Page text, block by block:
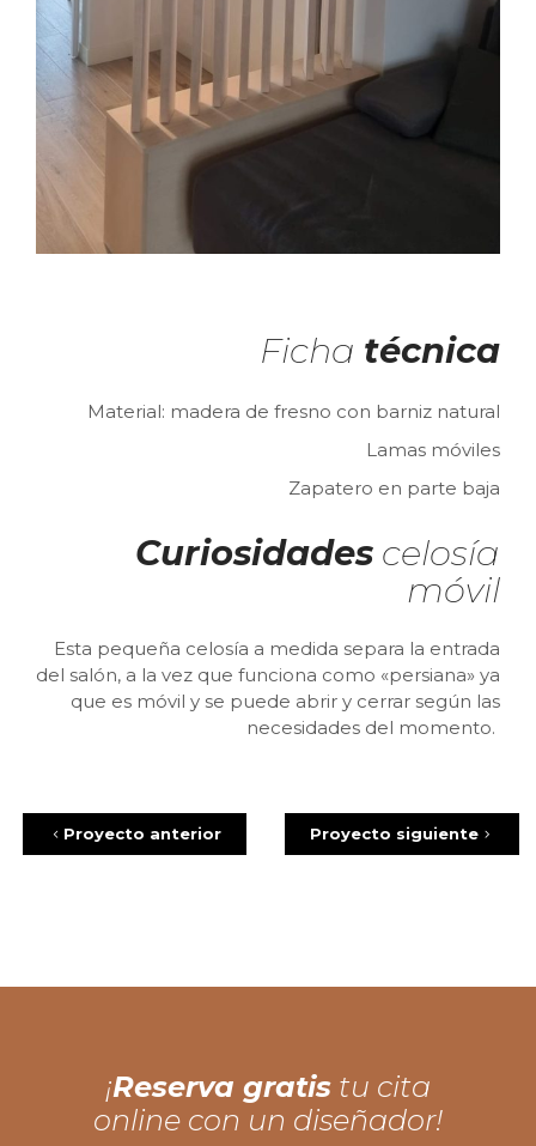
Ficha técnica
Material: madera de fresno con barniz natural
Lamas móviles
Zapatero en parte baja
Curiosidades celosía
móvil
Esta pequeña celosía a medida separa la entrada
del salón, a la vez que funciona como «persiana» ya
que es móvil y se puede abrir y cerrar según las
necesidades del momento.
Proyecto anterior Proyecto siguiente
¡Reserva gratis tu cita
online con un diseñador!